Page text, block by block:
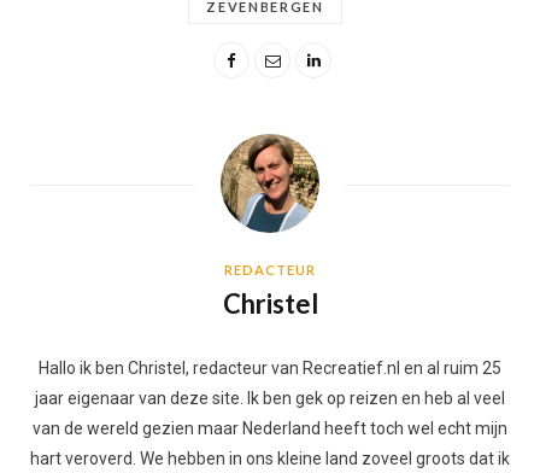
ZEVENBERGEN
REDACTEUR
Christel
Hallo ik ben Christel, redacteur van Recreatief.nl en al ruim 25
jaar eigenaar van deze site. Ik ben gek op reizen en heb al veel
van de wereld gezien maar Nederland heeft toch wel echt mijn
hart veroverd. We hebben in ons kleine land zoveel groots dat ik